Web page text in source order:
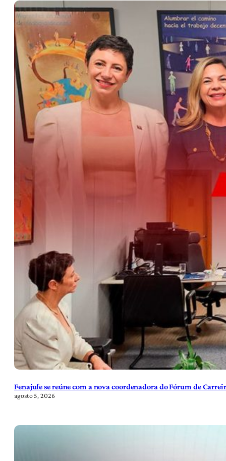
Fenajufe se reúne com a nova coordenadora do Fórum de
agosto 5, 2026